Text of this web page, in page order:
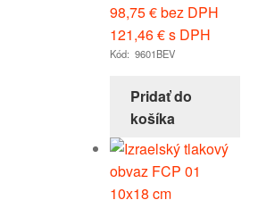
98,75€bez DPH
121,46€s DPH
Kód: 9601BEV
Pridať do
košíka